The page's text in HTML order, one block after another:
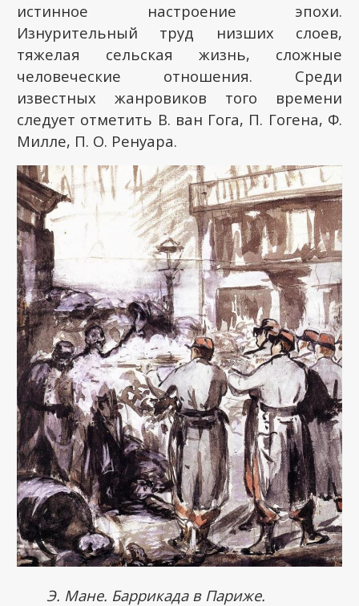
истинное настроение эпохи.
Изнурительный труд низших слоев,
тяжелая сельская жизнь, сложные
человеческие отношения. Среди
известных жанровиков того времени
следует отметить В. ван Гога, П. Гогена, Ф.
Милле, П. О. Ренуара.
Э. Мане. Баррикада в Париже.